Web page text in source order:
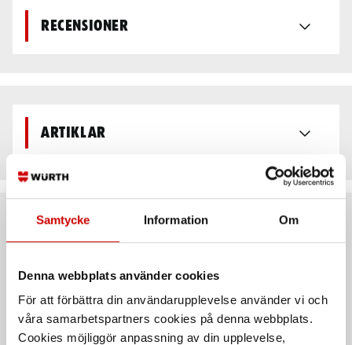
Samtycke Information Om
Denna webbplats använder cookies
För att förbättra din användarupplevelse använder vi och
våra samarbetspartners cookies på denna webbplats.
Cookies möjliggör anpassning av din upplevelse,
Recensioner
Artiklar
Rekommenderat baserat på vald produkt